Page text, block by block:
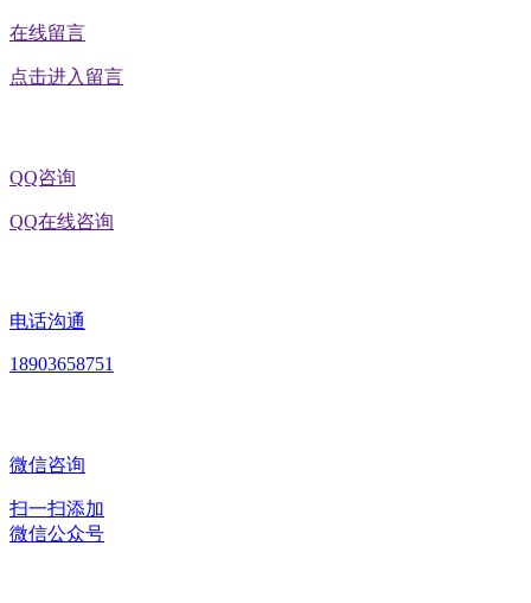
在线留言
点击进入留言
QQ咨询
QQ在线咨询
电话沟通
18903658751
微信咨询
扫一扫添加
微信公众号